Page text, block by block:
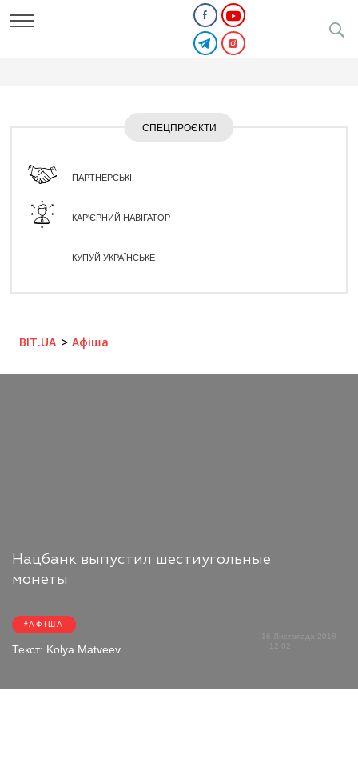
СПЕЦПРОЄКТИ
ПАРТНЕРСЬКІ
КАР'ЄРНИЙ НАВІГАТОР
КУПУЙ УКРАЇНСЬКЕ
BIT.UA Афіша
Нацбанк выпустил шестиугольные
монеты
АФІША
Текст: Kolya Matveev
16 Листопада 2018